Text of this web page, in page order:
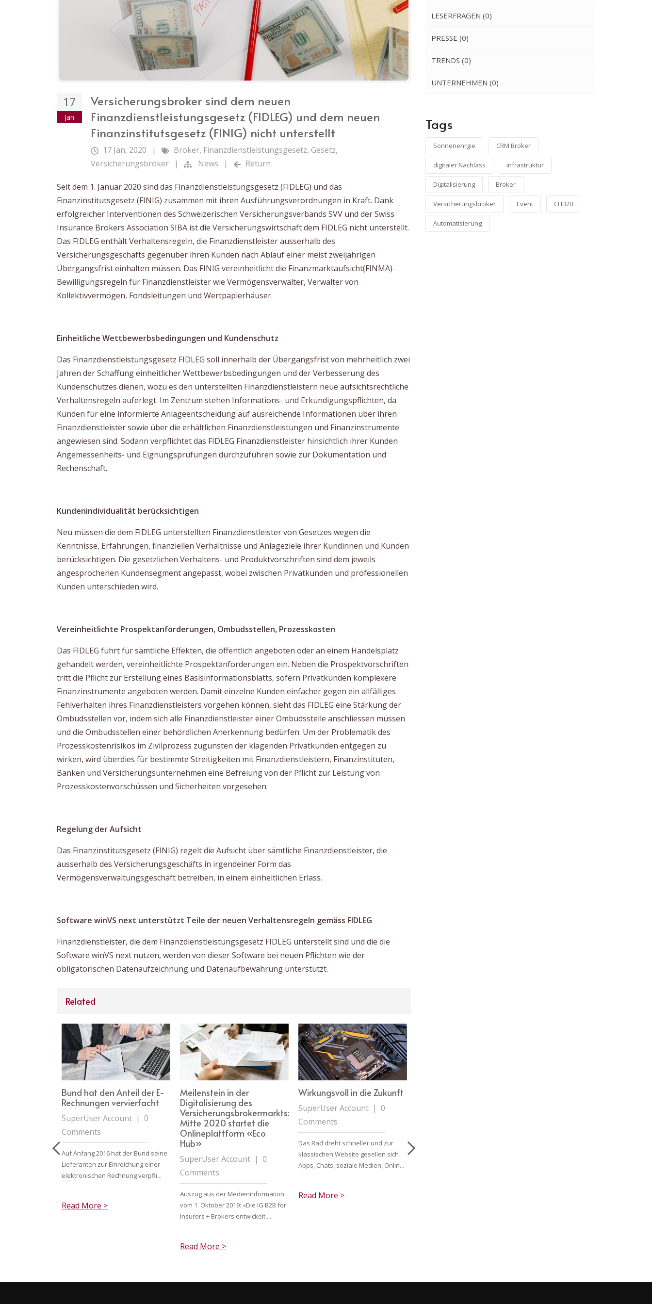
17
Jan
Versicherungsbroker sind dem neuen
Finanzdienstleistungsgesetz (FIDLEG) und dem neuen
Finanzinstitutsgesetz (FINIG) nicht unterstellt
17 Jan, 2020 | Broker, Finanzdienstleistungsgesetz, Gesetz,
Versicherungsbroker
| News | Return
Seit dem 1. Januar 2020 sind das Finanzdienstleistungsgesetz (FIDLEG) und das
Finanzinstitutsgesetz (FINIG) zusammen mit ihren Ausführungsverordnungen in Kraft. Dank
erfolgreicher Interventionen des Schweizerischen Versicherungsverbands SVV und der Swiss
Insurance Brokers Association SIBA ist die Versicherungswirtschaft dem FIDLEG nicht unterstellt.
Das FIDLEG enthält Verhaltensregeln, die Finanzdienstleister ausserhalb des
Versicherungsgeschäfts gegenüber ihren Kunden nach Ablauf einer meist zweijährigen
Übergangsfrist einhalten müssen. Das FINIG vereinheitlicht die Finanzmarktaufsicht(FINMA)-
Bewilligungsregeln für Finanzdienstleister wie Vermögensverwalter, Verwalter von
Kollektivvermögen, Fondsleitungen und Wertpapierhäuser.
Einheitliche Wettbewerbsbedingungen und Kundenschutz
Das Finanzdienstleistungsgesetz FIDLEG soll innerhalb der Übergangsfrist von mehrheitlich zwei
Jahren der Schaffung einheitlicher Wettbewerbsbedingungen und der Verbesserung des
Kundenschutzes dienen, wozu es den unterstellten Finanzdienstleistern neue aufsichtsrechtliche
Verhaltensregeln auferlegt. Im Zentrum stehen Informations- und Erkundigungspflichten, da
Kunden für eine informierte Anlageentscheidung auf ausreichende Informationen über ihren
Finanzdienstleister sowie über die erhältlichen Finanzdienstleistungen und Finanzinstrumente
angewiesen sind. Sodann verpflichtet das FIDLEG Finanzdienstleister hinsichtlich ihrer Kunden
Angemessenheits- und Eignungsprüfungen durchzuführen sowie zur Dokumentation und
Rechenschaft.
Kundenindividualität berücksichtigen
Neu müssen die dem FIDLEG unterstellten Finanzdienstleister von Gesetzes wegen die
Kenntnisse, Erfahrungen, finanziellen Verhältnisse und Anlageziele ihrer Kundinnen und Kunden
berücksichtigen. Die gesetzlichen Verhaltens- und Produktvorschriften sind dem jeweils
angesprochenen Kundensegment angepasst, wobei zwischen Privatkunden und professionellen
Kunden unterschieden wird.
Vereinheitlichte Prospektanforderungen, Ombudsstellen, Prozesskosten
Das FIDLEG führt für sämtliche Effekten, die öffentlich angeboten oder an einem Handelsplatz
gehandelt werden, vereinheitlichte Prospektanforderungen ein. Neben die Prospektvorschriften
tritt die Pflicht zur Erstellung eines Basisinformationsblatts, sofern Privatkunden komplexere
Finanzinstrumente angeboten werden. Damit einzelne Kunden einfacher gegen ein allfälliges
Fehlverhalten ihres Finanzdienstleisters vorgehen können, sieht das FIDLEG eine Stärkung der
Ombudsstellen vor, indem sich alle Finanzdienstleister einer Ombudsstelle anschliessen müssen
und die Ombudsstellen einer behördlichen Anerkennung bedürfen. Um der Problematik des
Prozesskostenrisikos im Zivilprozess zugunsten der klagenden Privatkunden entgegen zu
wirken, wird überdies für bestimmte Streitigkeiten mit Finanzdienstleistern, Finanzinstituten,
Banken und Versicherungsunternehmen eine Befreiung von der Pflicht zur Leistung von
Prozesskostenvorschüssen und Sicherheiten vorgesehen.
Regelung der Aufsicht
Das Finanzinstitutsgesetz (FINIG) regelt die Aufsicht über sämtliche Finanzdienstleister, die
ausserhalb des Versicherungsgeschäfts in irgendeiner Form das
Vermögensverwaltungsgeschäft betreiben, in einem einheitlichen Erlass.
Software winVS next unterstützt Teile der neuen Verhaltensregeln gemäss FIDLEG
Finanzdienstleister, die dem Finanzdienstleistungsgesetz FIDLEG unterstellt sind und die die
Software winVS next nutzen, werden von dieser Software bei neuen Pflichten wie der
obligatorischen Datenaufzeichnung und Datenaufbewahrung unterstützt.
Related
Bund hat den Anteil der E-
Rechnungen vervierfacht
SuperUser Account | 0
Comments
Auf Anfang 2016 hat der Bund seine
Lieferanten zur Einreichung einer
elektronischen Rechnung verpfli...
Read More >
Meilenstein in der
Digitalisierung des
Versicherungsbrokermarkts:
Mitte 2020 startet die
Onlineplattform «Eco
Hub»
SuperUser Account | 0
Comments
Auszug aus der Medieninformation
vom 1. Oktober 2019: «Die IG B2B for
Insurers + Brokers entwickelt ...
Read More >
Wirkungsvoll in die Zukunft
SuperUser Account | 0
Comments
Das Rad dreht schneller und zur
klassischen Website gesellen sich
Apps, Chats, soziale Medien, Onlin...
Read More >
LESERFRAGEN (0)
PRESSE (0)
TRENDS (0)
UNTERNEHMEN (0)
Tags
Sonnenenrgie CRM Broker
digitaler Nachlass infrastruktur
Digitalisierung Broker
Versicherungsbroker Event CHB2B
Automatisierung